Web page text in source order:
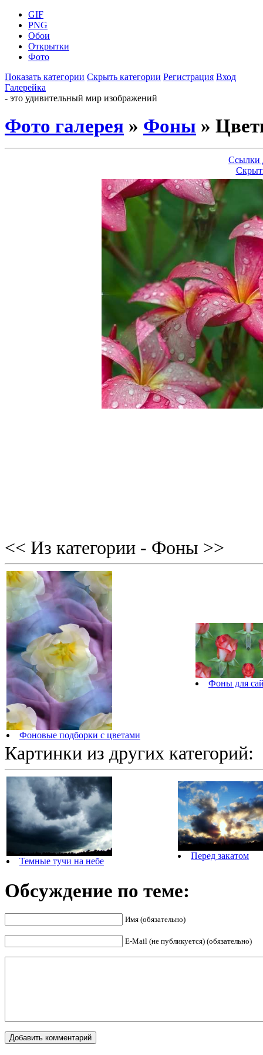
GIF
PNG
Обои
Открытки
Фото
Показать категории Скрыть категории Регистрация Вход
Галерейка
- это удивительный мир изображений
Фото галерея » Фоны »
Ссылки
<< Из категории - Фоны >>
Фоновые подборки с цветами
Фоны для
Картинки из других категорий:
Темные тучи на небе
Перед закатом
Обсуждение по теме:
Имя (обязательно)
E-Mail (не публикуется) (обязательно)